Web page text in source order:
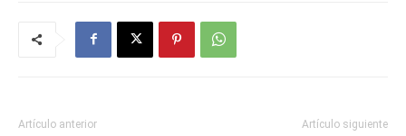
Artículo anterior Artículo siguiente